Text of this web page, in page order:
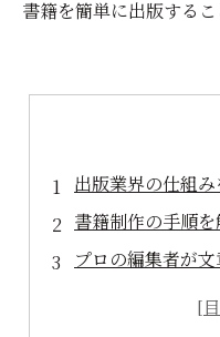
書籍を簡単に出版するこ
出版業界の仕組み
書籍制作の手順
プロの編集者が
デザインと装丁